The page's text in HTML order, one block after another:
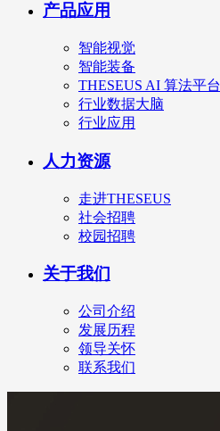
产品应用
智能视觉
智能装备
THESEUS AI 算法平台
行业数据大脑
行业应用
人力资源
走进THESEUS
社会招聘
校园招聘
关于我们
公司介绍
发展历程
领导关怀
联系我们